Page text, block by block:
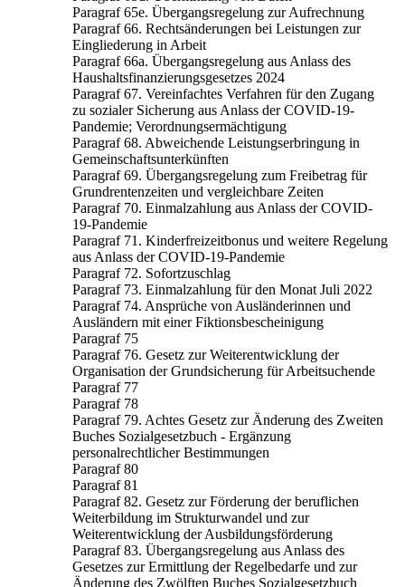
Paragraf 65e. Übergangsregelung zur Aufrechnung
Paragraf 66. Rechtsänderungen bei Leistungen zur
Eingliederung in Arbeit
Paragraf 66a. Übergangsregelung aus Anlass des
Haushaltsfinanzierungsgesetzes 2024
Paragraf 67. Vereinfachtes Verfahren für den Zugang
zu sozialer Sicherung aus Anlass der COVID-19-
Pandemie; Verordnungsermächtigung
Paragraf 68. Abweichende Leistungserbringung in
Gemeinschaftsunterkünften
Paragraf 69. Übergangsregelung zum Freibetrag für
Grundrentenzeiten und vergleichbare Zeiten
Paragraf 70. Einmalzahlung aus Anlass der COVID-
19-Pandemie
Paragraf 71. Kinderfreizeitbonus und weitere Regelung
aus Anlass der COVID-19-Pandemie
Paragraf 72. Sofortzuschlag
Paragraf 73. Einmalzahlung für den Monat Juli 2022
Paragraf 74. Ansprüche von Ausländerinnen und
Ausländern mit einer Fiktionsbescheinigung
Paragraf 75
Paragraf 76. Gesetz zur Weiterentwicklung der
Organisation der Grundsicherung für Arbeitsuchende
Paragraf 77
Paragraf 78
Paragraf 79. Achtes Gesetz zur Änderung des Zweiten
Buches Sozialgesetzbuch - Ergänzung
personalrechtlicher Bestimmungen
Paragraf 80
Paragraf 81
Paragraf 82. Gesetz zur Förderung der beruflichen
Weiterbildung im Strukturwandel und zur
Weiterentwicklung der Ausbildungsförderung
Paragraf 83. Übergangsregelung aus Anlass des
Gesetzes zur Ermittlung der Regelbedarfe und zur
Änderung des Zwölften Buches Sozialgesetzbuch